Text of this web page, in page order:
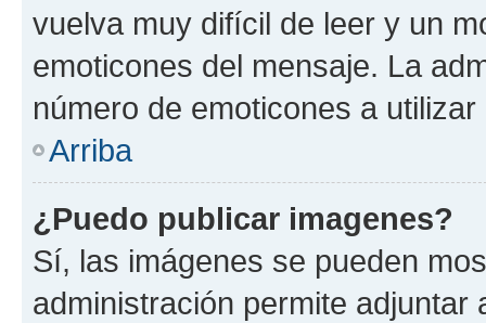
vuelva muy difícil de leer y un
emoticones del mensaje. La
número de emoticones a
Arriba
¿Puedo publicar imagenes?
Sí, las imágenes se pueden
administración permite